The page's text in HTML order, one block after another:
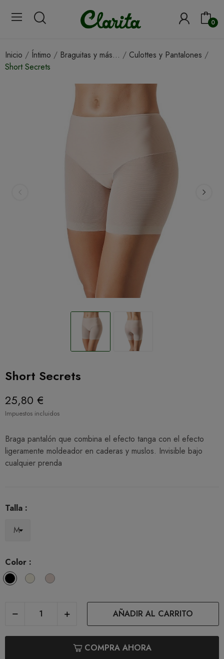
0
Inicio Íntimo Braguitas y más...
Culottes y Pantalones
Short Secrets
Short Secrets
25,80 €
Impuestos incluidos
Braga pantalón que combina el efecto tanga con el efecto
ligeramente moldeador en caderas y muslos. Invisible bajo
cualquier prenda
Talla :
Color :
Black
NacarDune
AÑADIR AL CARRITO
COMPRA AHORA